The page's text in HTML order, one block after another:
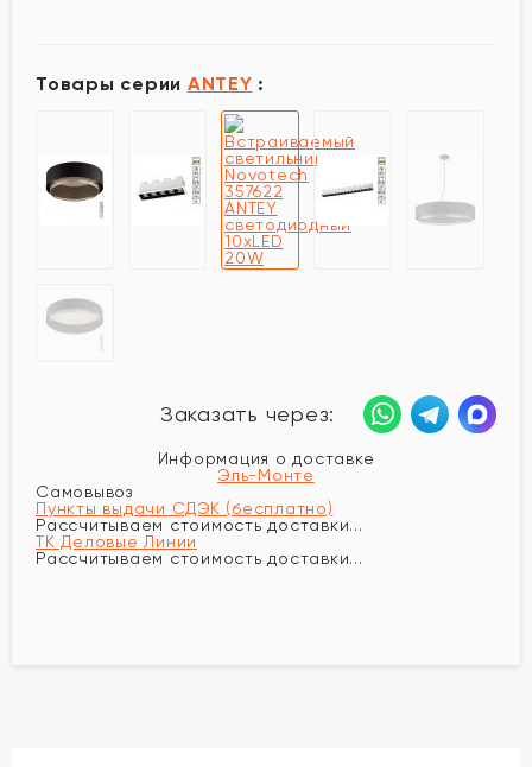
Товары серии ANTEY :
Заказать через:
Информация о доставке
Эль-Монте
Самовывоз
Пункты выдачи СДЭК (бесплатно)
Рассчитываем стоимость доставки...
ТК Деловые Линии
Рассчитываем стоимость доставки...